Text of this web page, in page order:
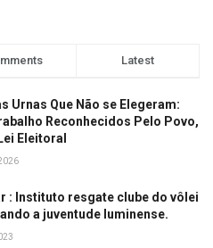
Latest
Urnas Que Não se Elegeram:
Reconhecidos Pelo Povo,
Eleitoral
: Instituto resgate clube do vôlei
a juventude luminense.